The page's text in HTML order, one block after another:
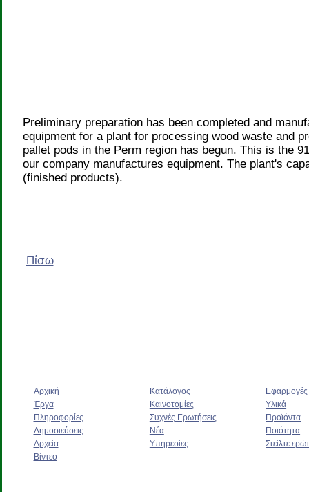
Preliminary preparation has been completed and
equipment for a plant for processing wood waste and
pallet pods in the Perm region has begun. This is the
our company manufactures equipment. The plant's
(finished products).
Πίσω
Αρχική
Έργα
Πληροφορίες
Δημοσιεύσεις
Αρχεία
Βίντεο
Κατάλογος
Καινοτομίες
Συχνές Ερωτήσεις
Νέα
Υπηρεσίες
Εφαρμογές
Υλικά
Προϊόντα
Ποιότητα
Στείλτε